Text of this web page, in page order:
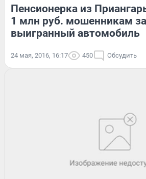
Пенсионерка из
1 млн руб. мошенникам
выигранный автомобиль
24 мая, 2016, 16:17 450 Обсудить